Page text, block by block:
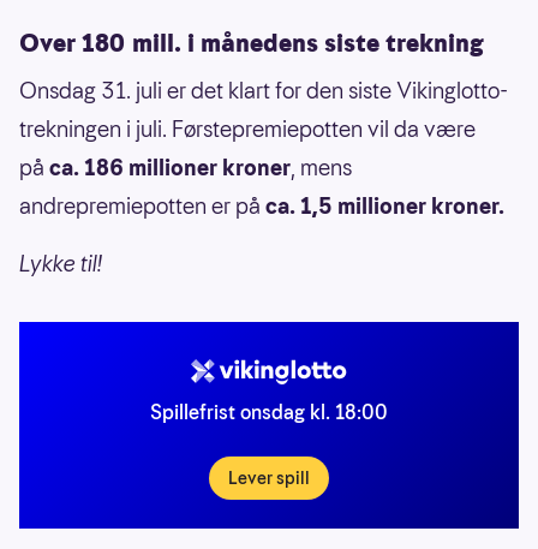
Over 180 mill. i månedens siste trekning
Onsdag 31. juli er det klart for den siste Vikinglotto-
trekningen i juli. Førstepremiepotten vil da være
på ca. 186 millioner kroner, mens
andrepremiepotten er på ca. 1,5 millioner kroner.
Lykke til!
Spillefrist onsdag kl. 18:00
Lever spill